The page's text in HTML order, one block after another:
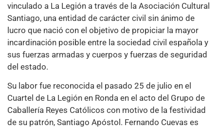
vinculado a La Legión a través de la Asociación Cultural
Santiago, una entidad de carácter civil sin ánimo de
lucro que nació con el objetivo de propiciar la mayor
incardinación posible entre la sociedad civil española y
sus fuerzas armadas y cuerpos y fuerzas de seguridad
del estado.
Su labor fue reconocida el pasado 25 de julio en el
Cuartel de La Legión en Ronda en el acto del Grupo de
Caballería Reyes Católicos con motivo de la festividad
de su patrón, Santiago Apóstol. Fernando Cuevas es